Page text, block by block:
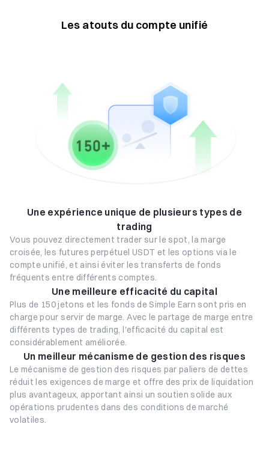
Les atouts du compte unifié
Une expérience unique de plusieurs types de
trading
Vous pouvez directement trader sur le spot, la marge
croisée, les futures perpétuel USDT et les options via le
compte unifié, et ainsi éviter les transferts de fonds
fréquents entre différents comptes.
Une meilleure efficacité du capital
Plus de 150 jetons et les fonds de Simple Earn sont pris en
charge pour servir de marge. Avec le partage de marge entre
différents types de trading, l'efficacité du capital est
considérablement améliorée.
Un meilleur mécanisme de gestion des risques
Le mécanisme de gestion des risques par paliers de dettes
réduit les exigences de marge et offre des prix de liquidation
plus avantageux, apportant ainsi un soutien solide aux
opérations prudentes dans des conditions de marché
volatiles.